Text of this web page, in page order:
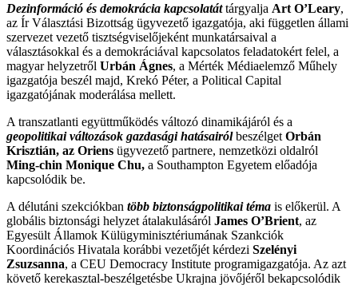
Dezinformáció és demokrácia kapcsolatáttárgyalja Art O’Leary,
az Ír Választási Bizottság ügyvezető igazgatója, aki független állami
szervezet vezető tisztségviselőjeként munkatársaival a
választásokkal és a demokráciával kapcsolatos feladatokért felel, a
magyar helyzetről Urbán Ágnes, a Mérték Médiaelemző Műhely
igazgatója beszél majd, Krekó Péter, a Political Capital
igazgatójának moderálása mellett.
A transzatlanti együttműködés változó dinamikájáról és a
geopolitikai változások gazdasági hatásairólbeszélget Orbán
Krisztián, az Oriens ügyvezető partnere, nemzetközi oldalról
Ming-chin Monique Chu, a Southampton Egyetem előadója
kapcsolódik be.
A délutáni szekciókban több biztonságpolitikai téma is előkerül. A
globális biztonsági helyzet átalakulásáról James O’Brient, az
Egyesült Államok Külügyminisztériumának Szankciók
Koordinációs Hivatala korábbi vezetőjét kérdezi Szelényi
Zsuzsanna, a CEU Democracy Institute programigazgatója. Az azt
követő kerekasztal-beszélgetésbe Ukrajna jövőjéről bekapcsolódik